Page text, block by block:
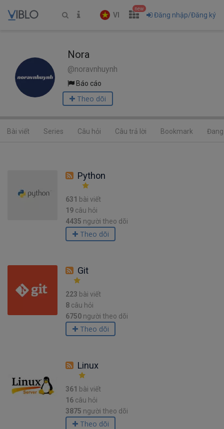
VI
new
Đăng nhập/Đăng ký
Nora
@noravnhuynh
Báo cáo
Theo dõi
Bài viết Series Câu hỏi Câu trả lời Bookmark
Python
631 bài viết
19 câu hỏi
4435 người theo dõi
Theo dõi
Git
223 bài viết
8 câu hỏi
6750 người theo dõi
Theo dõi
Linux
361 bài viết
16 câu hỏi
3875 người theo dõi
Theo dõi